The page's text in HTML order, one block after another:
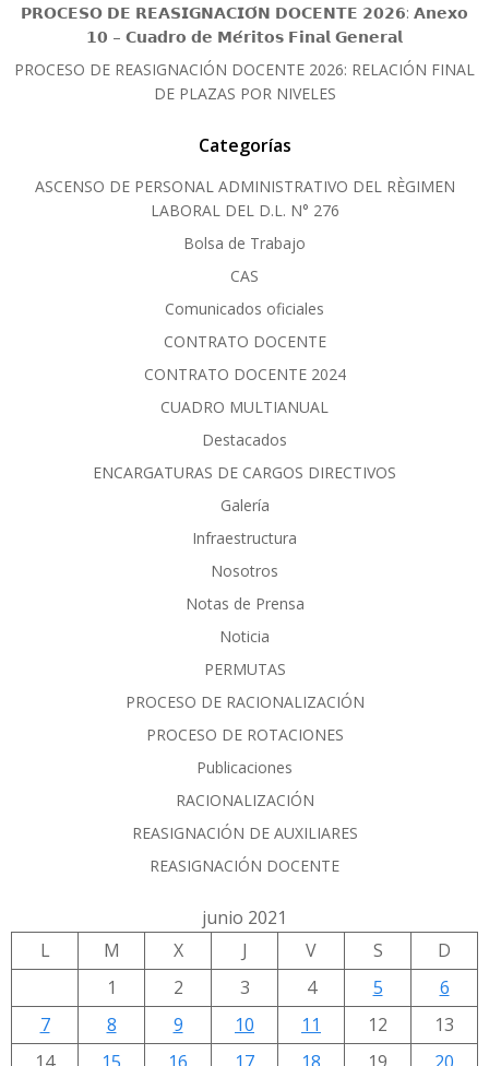
𝗣𝗥𝗢𝗖𝗘𝗦𝗢 𝗗𝗘 𝗥𝗘𝗔𝗦𝗜𝗚𝗡𝗔𝗖𝗜𝗢́𝗡 𝗗𝗢𝗖𝗘𝗡𝗧𝗘 𝟮𝟬𝟮𝟲: 𝗔𝗻𝗲𝘅𝗼
𝟭𝟬 – 𝗖𝘂𝗮𝗱𝗿𝗼 𝗱𝗲 𝗠𝗲́𝗿𝗶𝘁𝗼𝘀 𝗙𝗶𝗻𝗮𝗹 𝗚𝗲𝗻𝗲𝗿𝗮𝗹
PROCESO DE REASIGNACIÓN DOCENTE 2026: RELACIÓN FINAL
DE PLAZAS POR NIVELES
Categorías
ASCENSO DE PERSONAL ADMINISTRATIVO DEL RÈGIMEN
LABORAL DEL D.L. N° 276
Bolsa de Trabajo
CAS
Comunicados oficiales
CONTRATO DOCENTE
CONTRATO DOCENTE 2024
CUADRO MULTIANUAL
Destacados
ENCARGATURAS DE CARGOS DIRECTIVOS
Galería
Infraestructura
Nosotros
Notas de Prensa
Noticia
PERMUTAS
PROCESO DE RACIONALIZACIÓN
PROCESO DE ROTACIONES
Publicaciones
RACIONALIZACIÓN
REASIGNACIÓN DE AUXILIARES
REASIGNACIÓN DOCENTE
junio 2021
L
M X J V S
D
1
2 3 4 5
6
7
8 9 10 11 12
13